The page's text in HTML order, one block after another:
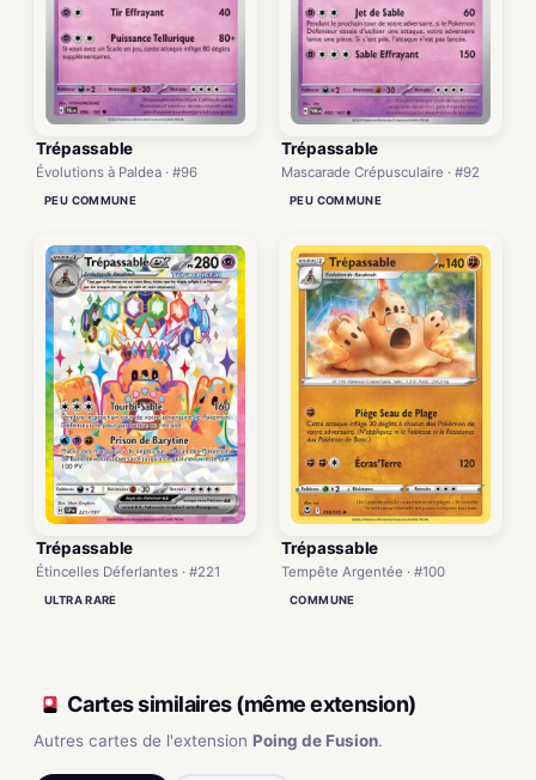
Trépassable
Évolutions à Paldea · #96
PEU COMMUNE
Trépassable
Mascarade Crépusculaire · #92
PEU COMMUNE
Trépassable
Étincelles Déferlantes · #221
ULTRA RARE
Trépassable
Tempête Argentée · #100
COMMUNE
Cartes similaires (même extension)
Autres cartes de l'extension Poing de Fusion.